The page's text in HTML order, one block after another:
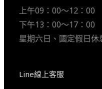
上午09：00～12：00
下午13：00～17：00
星期六日、國定假日休
Line線上客服